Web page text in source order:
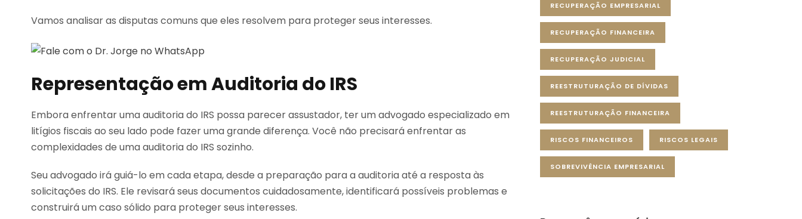
Vamos analisar as disputas comuns que eles resolvem para proteger seus interesses.
Representação em Auditoria do IRS
Embora enfrentar uma auditoria do IRS possa parecer assustador, ter um advogado especializado em
litígios fiscais ao seu lado pode fazer uma grande diferença. Você não precisará enfrentar as
complexidades de uma auditoria do IRS sozinho.
Seu advogado irá guiá-lo em cada etapa, desde a preparação para a auditoria até a resposta às
solicitações do IRS. Ele revisará seus documentos cuidadosamente, identificará possíveis problemas e
construirá um caso sólido para proteger seus interesses.
RECUPERAÇÃO EMPRESARIAL
RECUPERAÇÃO FINANCEIRA
RECUPERAÇÃO JUDICIAL
REESTRUTURAÇÃO DE DÍVIDAS
REESTRUTURAÇÃO FINANCEIRA
RISCOS FINANCEIROS RISCOS LEGAIS
SOBREVIVÊNCIA EMPRESARIAL